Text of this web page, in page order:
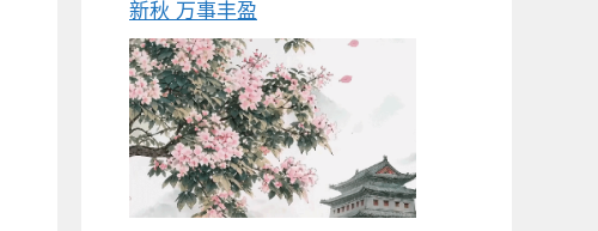
新秋 万事丰盈